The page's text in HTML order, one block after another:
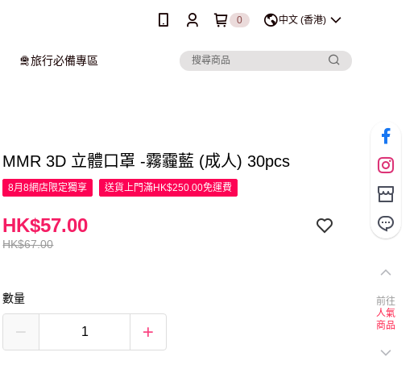
0 中文 (香港)
🛅旅行必備專區
MMR 3D 立體口罩 -霧霾藍 (成人) 30pcs
8月8網店限定獨享 送貨上門滿HK$250.00免運費
HK$67.00
HK$57.00
數量
前往
人氣
商品